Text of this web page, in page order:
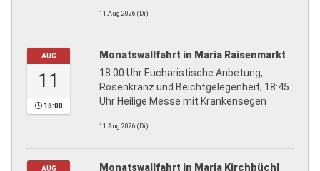
11.Aug.2026 (Di)
AUG
11
18:00
Monatswallfahrt in Maria Raisenmarkt
18:00 Uhr Eucharistische Anbetung,
Rosenkranz und Beichtgelegenheit; 18:45
Uhr Heilige Messe mit Krankensegen
11.Aug.2026 (Di)
AUG
Monatswallfahrt in Maria Kirchbüchl